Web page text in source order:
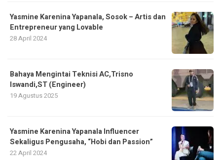
Yasmine Karenina Yapanala, Sosok – Artis dan
Entrepreneur yang Lovable
28 April 2024
Bahaya Mengintai Teknisi AC,Trisno
Iswandi,ST (Engineer)
19 Agustus 2025
Yasmine Karenina Yapanala Influencer
Sekaligus Pengusaha, “Hobi dan Passion”
22 April 2024